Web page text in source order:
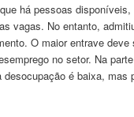
há pessoas disponíveis,
vagas. No entanto,
O maior entrave
no setor. Na
desocupação é baixa, mas